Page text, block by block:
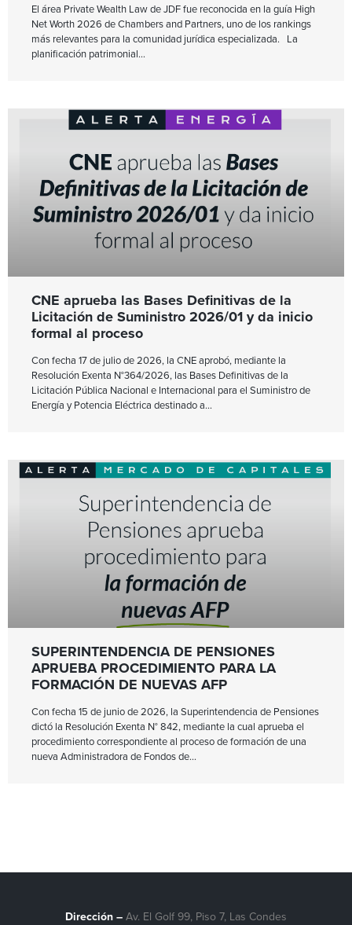
El área Private Wealth Law de JDF fue reconocida en la guía High
Net Worth 2026 de Chambers and Partners, uno de los rankings
más relevantes para la comunidad jurídica especializada. La
planificación patrimonial
CNE aprueba las Bases Definitivas de la
Licitación de Suministro 2026/01 y da inicio
formal al proceso
Con fecha 17 de julio de 2026, la CNE aprobó, mediante la
Resolución Exenta N°364/2026, las Bases Definitivas de la
Licitación Pública Nacional e Internacional para el Suministro de
Energía y Potencia Eléctrica destinado a
SUPERINTENDENCIA DE PENSIONES
APRUEBA PROCEDIMIENTO PARA LA
FORMACIÓN DE NUEVAS AFP
Con fecha 15 de junio de 2026, la Superintendencia de Pensiones
dictó la Resolución Exenta N° 842, mediante la cual aprueba el
procedimiento correspondiente al proceso de formación de una
nueva Administradora de Fondos de
Dirección –Av. El Golf 99, Piso 7, Las Condes